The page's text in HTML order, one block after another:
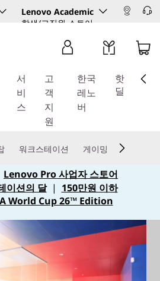
Lenovo Academic
학생/교직원 스토어
서
비
스
고
객
지
원
한국
레노
버
핫
딜
워크스테이션 게이밍
Lenovo Pro 사업자 스토어
이션의 달| 150만원 이하
World Cup 26™ Edition